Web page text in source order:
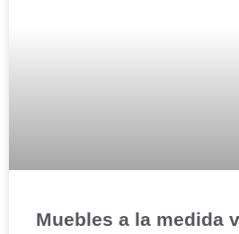
Muebles a la medida